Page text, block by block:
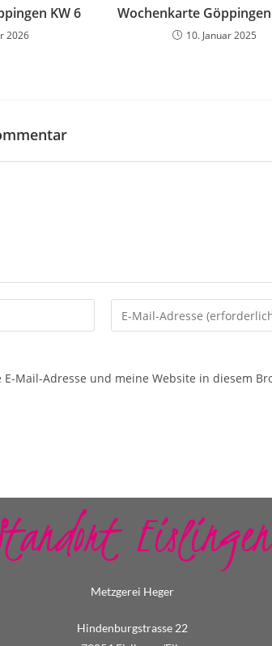
KW 6
2026
Wochenkarte Göppingen
10. Januar 2025
E-Mail-Adresse und meine Website in diesem
Eislingen
Metzgerei Heger
Hindenburgstrasse 22